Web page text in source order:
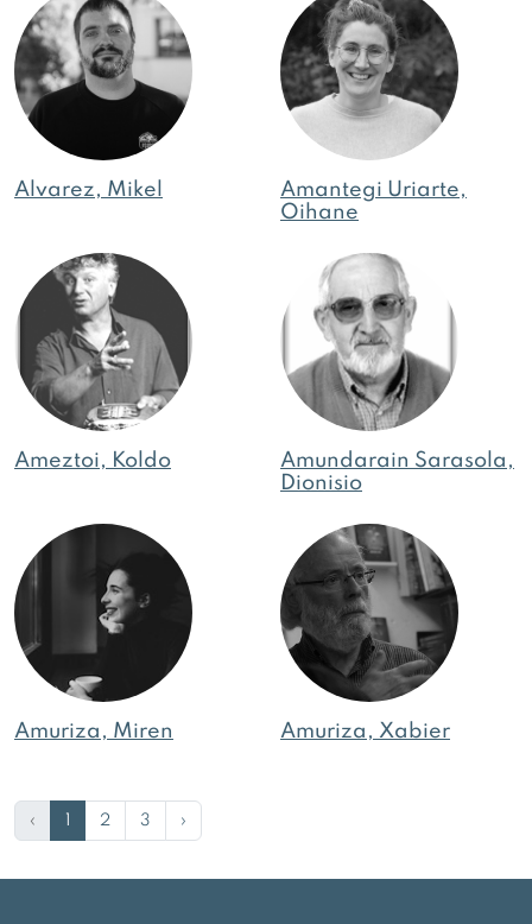
Alvarez, Mikel
Amantegi Uriarte,
Oihane
Ameztoi, Koldo
Amundarain Sarasola,
Dionisio
Amuriza, Miren Amuriza, Xabier
‹ 2 3 ›